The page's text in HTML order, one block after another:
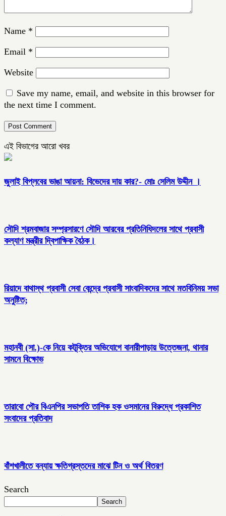
Name *
Email *
Website
Save my name, email, and website in this browser for
the next time I comment.
এই বিভাগের আরো খবর
জুলাই বিপ্লবের ভাঙা আয়না: বিভেদের দায় কার?- মোঃ সেলিম উদ্দীন ।
সৌদি শ্রমবাজার সম্প্রসারণে সৌদি আরবের প্রতিনিধিদলের সাথে প্রবাসী
কল্যাণ মন্ত্রীর দ্বিপাক্ষিক বৈঠক।
রিয়াদে বাথাস্থ প্রবাসী সেবা কেন্দ্রে প্রবাসী সাংবাদিকদের সাথে মতবিনিময় সভা
অনুষ্টিত;
মহানবী (সা.)-কে নিয়ে কটূক্তির অভিযোগে বানারীপাড়ায় উত্তেজনা, থানার
সামনে বিক্ষোভ
তারাবো পৌর বিএনপির সভাপতি তাশিক হক ওসমানের বিরুদ্ধে প্রকাশিত
সংবাদের প্রতিবাদ
বাঁশখালীতে বন্যায় ক্ষতিগ্রস্তদের মাঝে টিন ও অর্থ বিতরণ
Search
Search